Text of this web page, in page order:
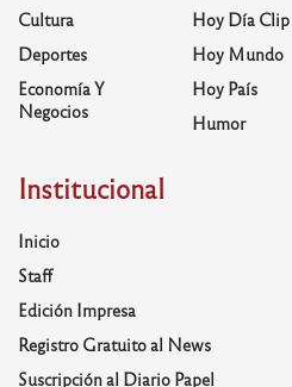
Cultura
Deportes
Economía Y
Negocios
Hoy Día Clip
Hoy Mundo
Hoy País
Humor
Institucional
Inicio
Staff
Edición Impresa
Registro Gratuito al News
Suscripción al Diario Papel